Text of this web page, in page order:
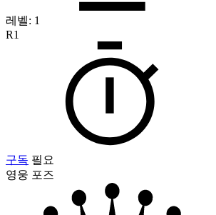
레벨: 1
R1
구독 필요
영웅 포즈